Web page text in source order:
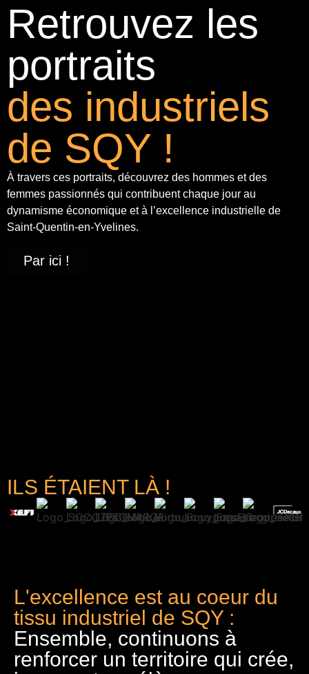
Retrouvez les
portraits
des industriels
de SQY !
À travers ces portraits, découvrez des hommes et des
femmes passionnés qui contribuent chaque jour au
dynamisme économique et à l’excellence industrielle de
Saint-Quentin-en-Yvelines.
Par ici !
ILS ÉTAIENT LÀ !
L'excellence est au coeur du
tissu industriel de SQY :
Ensemble, continuons à
renforcer un territoire qui crée,